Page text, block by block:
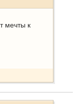
мечты к